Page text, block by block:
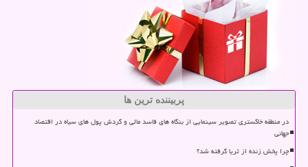
پربیننده ترین ها
در منطقه خاکستری تصویر سینمایی از بنگاه های فاسد مالی و گردش پول های سیاه در اقتصاد
جهانی
چرا پخش زنده از ثریا گرفته شد؟